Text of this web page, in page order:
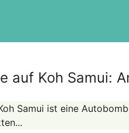
auf Koh Samui:
Samui ist eine